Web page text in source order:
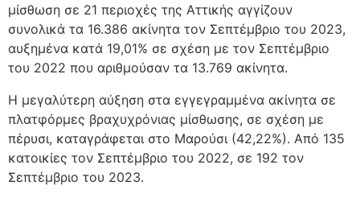
μίσθωση σε 21 περιοχές της Αττικής αγγίζουν
συνολικά τα 16.386 ακίνητα τον Σεπτέμβριο του 2023,
αυξημένα κατά 19,01% σε σχέση με τον Σεπτέμβριο
του 2022 που αριθμούσαν τα 13.769 ακίνητα.
Η μεγαλύτερη αύξηση στα εγγεγραμμένα ακίνητα σε
πλατφόρμες βραχυχρόνιας μίσθωσης, σε σχέση με
πέρυσι, καταγράφεται στο Μαρούσι (42,22%). Από 135
κατοικίες τον Σεπτέμβριο του 2022, σε 192 τον
Σεπτέμβριο του 2023.